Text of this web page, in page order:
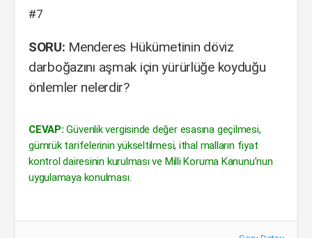
#7
SORU: Menderes Hükümetinin döviz
darboğazını aşmak için yürürlüğe koyduğu
önlemler nelerdir?
CEVAP: Güvenlik vergisinde değer esasına geçilmesi,
gümrük tarifelerinin yükseltilmesi, ithal malların fiyat
kontrol dairesinin kurulması ve Milli Koruma Kanunu’nun
uygulamaya konulması.